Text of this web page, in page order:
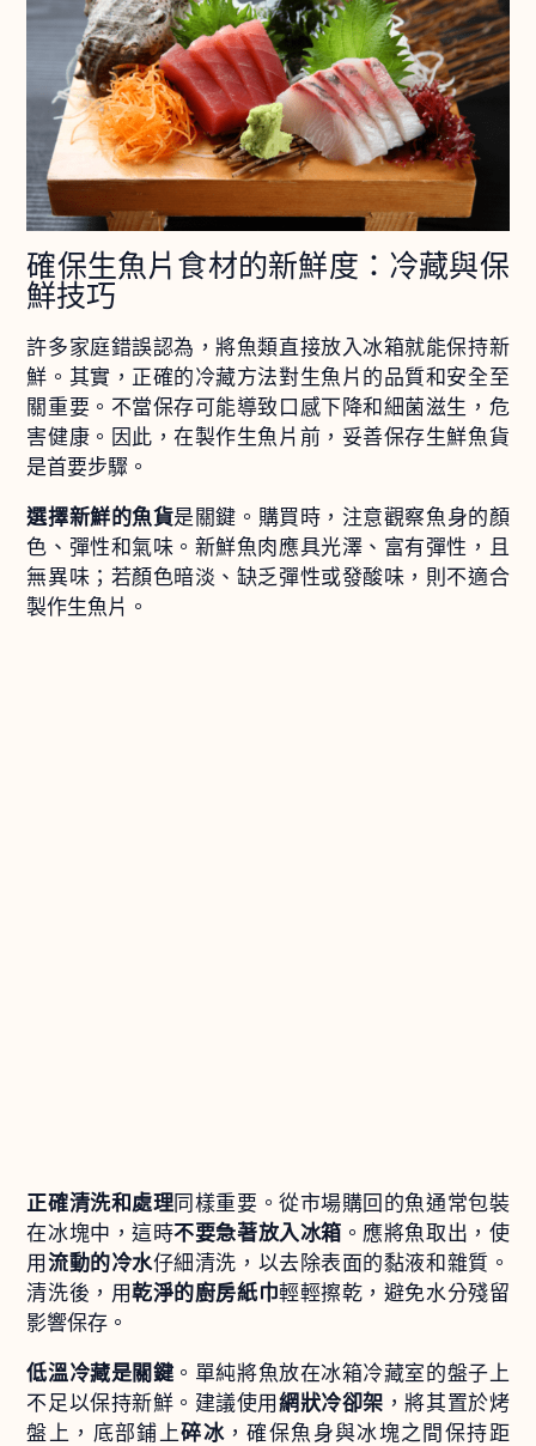
確保生魚片食材的新鮮度：冷藏與保
鮮技巧
許多家庭錯誤認為，將魚類直接放入冰箱就能保持新
鮮。其實，正確的冷藏方法對生魚片的品質和安全至
關重要。不當保存可能導致口感下降和細菌滋生，危
害健康。因此，在製作生魚片前，妥善保存生鮮魚貨
是首要步驟。
選擇新鮮的魚貨是關鍵。購買時，注意觀察魚身的顏
色、彈性和氣味。新鮮魚肉應具光澤、富有彈性，且
無異味；若顏色暗淡、缺乏彈性或發酸味，則不適合
製作生魚片。
正確清洗和處理同樣重要。從市場購回的魚通常包裝
在冰塊中，這時不要急著放入冰箱 。應將魚取出，使
用流動的冷水仔細清洗，以去除表面的黏液和雜質。
清洗後，用乾淨的廚房紙巾輕輕擦乾，避免水分殘留
影響保存。
低溫冷藏是關鍵 。單純將魚放在冰箱冷藏室的盤子上
不足以保持新鮮。建議使用網狀冷卻架 ，將其置於烤
盤上，底部鋪上碎冰，確保魚身與冰塊之間保持距